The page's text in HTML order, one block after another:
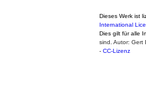
Dieses Werk ist
International
Dies gilt für alle
sind. Autor: Gert
- CC-Lizenz